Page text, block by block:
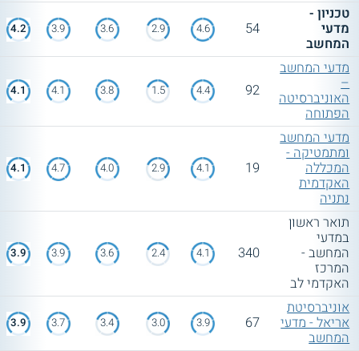
טכניון -
מדעי
המחשב
54
4.6
2.9
3.6
3.9
4.2
מדעי המחשב
–
האוניברסיטה
הפתוחה
92
4.4
1.5
3.8
4.1
4.1
מדעי המחשב
ומתמטיקה -
המכללה
האקדמית
נתניה
19
4.1
2.9
4.0
4.7
4.1
תואר ראשון
במדעי
המחשב -
המרכז
האקדמי לב
340
4.1
2.4
3.6
3.9
3.9
אוניברסיטת
אריאל - מדעי
המחשב
67
3.9
3.0
3.4
3.7
3.9